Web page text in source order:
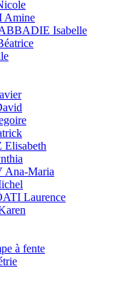
Amine
Isabelle
Ana-Maria
Laurence
à fente